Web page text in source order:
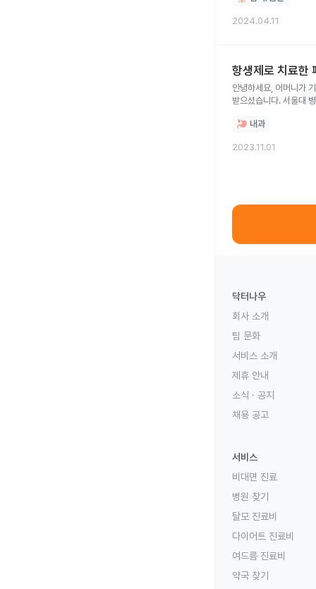
2024.04.11
항생제로 치료한
안녕하세요, 어머니가
받으셨습니다. 서울대
안멈추고 기력이 없으
다른 방법은 없는 지 궁
내과
2023.11.01
닥터나우
회사 소개
팀 문화
서비스 소개
제휴 안내
소식 · 공지
채용 공고
서비스
비대면 진료
병원 찾기
탈모 진료비
다이어트 진료비
여드름 진료비
약국 찾기